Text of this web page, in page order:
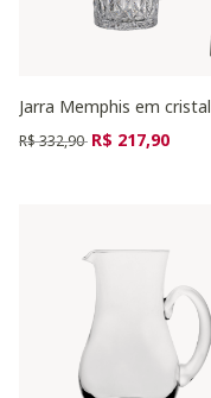
Jarra Memphis em cristal
Preço reduzido de
R$ 332,90 para
R$ 217,90